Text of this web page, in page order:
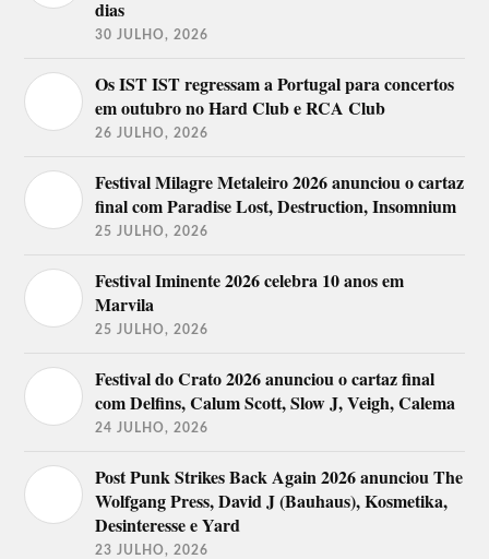
dias
30 JULHO, 2026
Os IST IST regressam a Portugal para concertos
em outubro no Hard Club e RCA Club
26 JULHO, 2026
Festival Milagre Metaleiro 2026 anunciou o cartaz
final com Paradise Lost, Destruction, Insomnium
25 JULHO, 2026
Festival Iminente 2026 celebra 10 anos em
Marvila
25 JULHO, 2026
Festival do Crato 2026 anunciou o cartaz final
com Delfins, Calum Scott, Slow J, Veigh, Calema
24 JULHO, 2026
Post Punk Strikes Back Again 2026 anunciou The
Wolfgang Press, David J (Bauhaus), Kosmetika,
Desinteresse e Yard
23 JULHO, 2026